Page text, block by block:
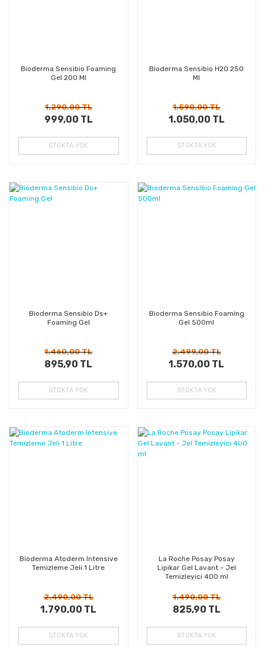
Bioderma Sensibio Foaming
Gel 200 Ml
1.290,00 TL
999,00 TL
STOKTA YOK
Bioderma Sensibio H2O 250
Ml
1.590,00 TL
1.050,00 TL
STOKTA YOK
Bioderma Sensibio Ds+
Foaming Gel
1.460,00 TL
895,90 TL
STOKTA YOK
Bioderma Sensibio Foaming
Gel 500ml
2.499,00 TL
1.570,00 TL
STOKTA YOK
Bioderma Atoderm Intensive
Temizleme Jeli 1 Litre
2.490,00 TL
1.790,00 TL
STOKTA YOK
%45
La Roche Posay Posay
Lipikar Gel Lavant - Jel
Temizleyici 400 ml
1.490,00 TL
825,90 TL
STOKTA YOK